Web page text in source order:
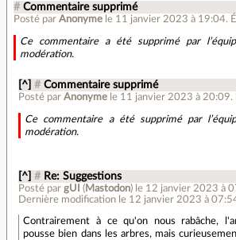
# Commentaire supprimé
Posté par Anonyme le 11 janvier 2023 à 19:04.
Ce commentaire a été supprimé par
modération.
[^] # Commentaire supprimé
Posté parAnonyme le 11 janvier 2023 à 20:09.
Ce commentaire a été supprimé par
modération.
[^] # Re: Suggestions
Posté pargUI ( Mastodon) le 12 janvier 2023 à
Dernière modification le 12 janvier 2023 à
Contrairement à ce qu'on nous rabâche,
pousse bien dans les arbres, mais